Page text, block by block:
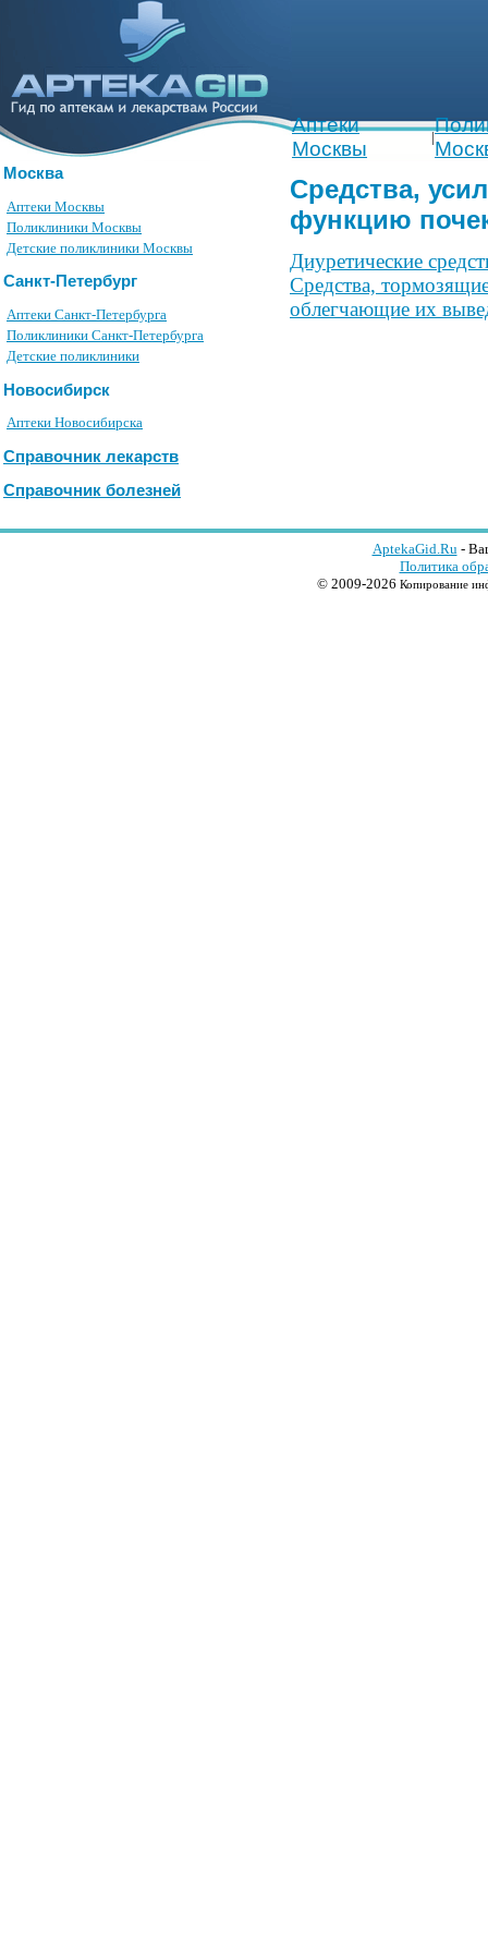
Аптеки
Москвы
|
Москва
Аптеки Москвы
Поликлиники Москвы
Детские поликлиники Москвы
Санкт-Петербург
Аптеки Санкт-Петербурга
Поликлиники Санкт-Петербурга
Детские поликлиники
Новосибирск
Аптеки Новосибирска
Справочник лекарств
Справочник болезней
Средства,
функцию
Диуретические
Средства,
облегчающие их
AptekaGid.Ru-
Политика
© 2009-2026 Копирование